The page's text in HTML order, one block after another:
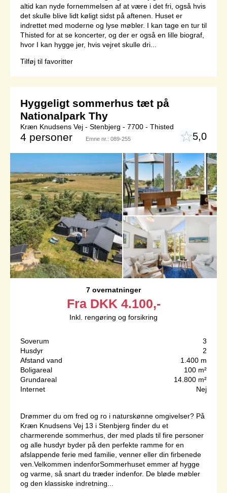
altid kan nyde fornemmelsen af at være i det fri, også hvis
det skulle blive lidt køligt sidst på aftenen. Huset er
indrettet med moderne og lyse møbler. I kan tage en tur til
Thisted for at se koncerter, og der er også en lille biograf,
hvor I kan hygge jer, hvis vejret skulle dri...
Tilføj til favoritter
Hyggeligt sommerhus tæt på
Nationalpark Thy
Kræn Knudsens Vej - Stenbjerg - 7700 - Thisted
4 personer Emne nr.: 089-255 5,0
7 overnatninger
Fra DKK 4.100,-
Inkl. rengøring og forsikring
Soverum
3
Husdyr
2
Afstand vand
1.400 m
Boligareal
100 m²
Grundareal
14.800 m²
Internet
Nej
Drømmer du om fred og ro i naturskønne omgivelser? På
Kræn Knudsens Vej 13 i Stenbjerg finder du et
charmerende sommerhus, der med plads til fire personer
og alle husdyr byder på den perfekte ramme for en
afslappende ferie med familie, venner eller din firbenede
ven.Velkommen indenforSommerhuset emmer af hygge
og varme, så snart du træder indenfor. De bløde møbler
og den klassiske indretning...